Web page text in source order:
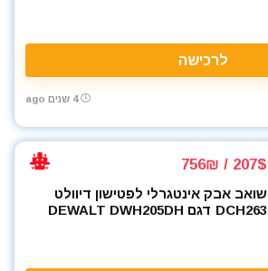
לרכישה
4 שנים ago
207$ / 756₪
שואב אבק אינטגרלי לפטישון דיוולט
DCH263 דגם DEWALT DWH205DH